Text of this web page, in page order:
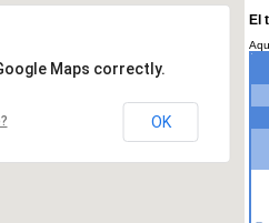
Maps correctly.
OK
El